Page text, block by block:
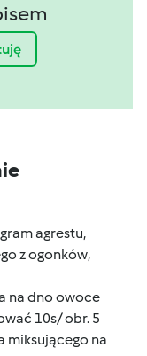
agrestu,
z ogonków,
na dno owoce
10s/ obr. 5
miksującego na